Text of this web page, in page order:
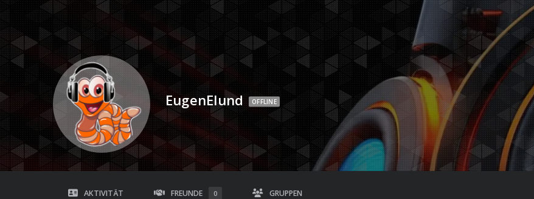
EugenElund OFFLINE
AKTIVITÄT FREUNDE 0 GRUPPEN